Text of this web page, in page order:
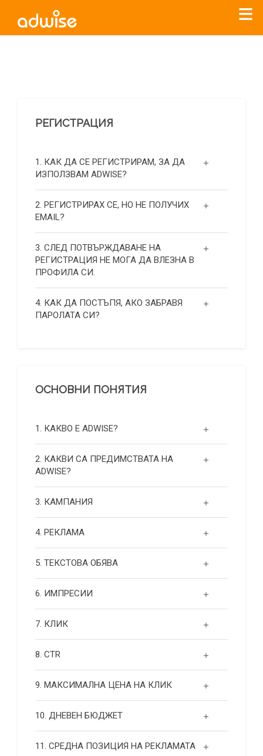
РЕГИСТРАЦИЯ
1. КАК ДА СЕ РЕГИСТРИРАМ, ЗА ДА
ИЗПОЛЗВАМ ADWISE?
2. РЕГИСТРИРАХ СЕ, НО НЕ ПОЛУЧИХ
EMAIL?
3. СЛЕД ПОТВЪРЖДАВАНЕ НА
РЕГИСТРАЦИЯ НЕ МОГА ДА ВЛЕЗНА В
ПРОФИЛА СИ.
4. КАК ДА ПОСТЪПЯ, АКО ЗАБРАВЯ
ПАРОЛАТА СИ?
ОСНОВНИ ПОНЯТИЯ
1. КАКВО Е ADWISE?
2. КАКВИ СА ПРЕДИМСТВАТА НА
ADWISE?
3. КАМПАНИЯ
4. РЕКЛАМА
5. ТЕКСТОВА ОБЯВА
6. ИМПРЕСИИ
7. КЛИК
8. CTR
9. МАКСИМАЛНА ЦЕНА НА КЛИК
10. ДНЕВЕН БЮДЖЕТ
11. СРЕДНА ПОЗИЦИЯ НА РЕКЛАМАТА